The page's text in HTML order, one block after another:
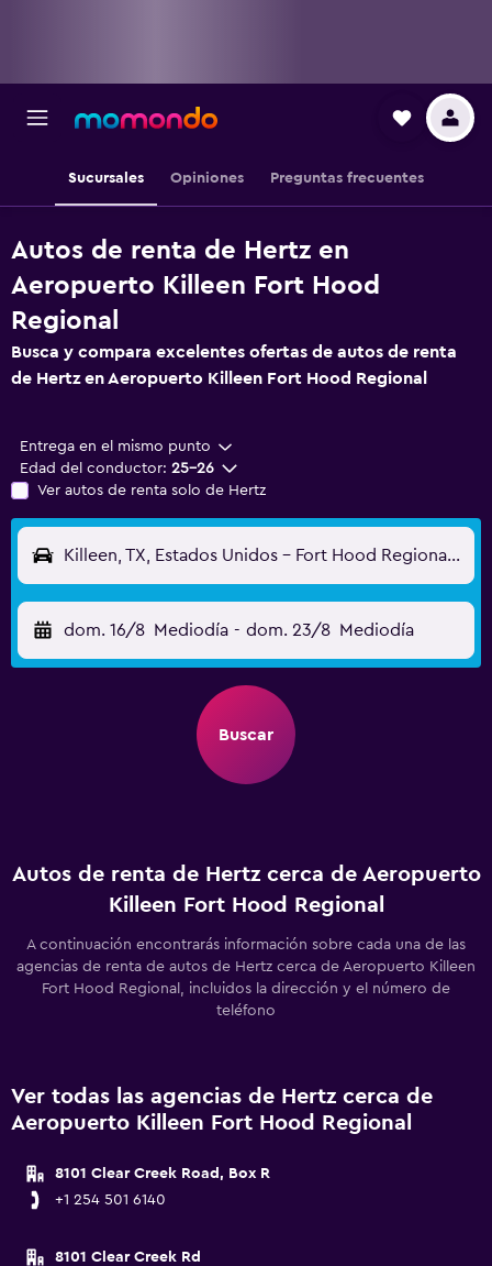
Sucursales Opiniones Preguntas frecuentes
Autos de renta de Hertz en
Aeropuerto Killeen Fort Hood
Regional
Busca y compara excelentes ofertas de autos de renta
de Hertz en Aeropuerto Killeen Fort Hood Regional
Entrega en el mismo punto
Edad del conductor: 25-26
Ver autos de renta solo de Hertz
Killeen, TX, Estados Unidos - Fort Hood Regional (GRK)
dom. 16/8 Mediodía - dom. 23/8 Mediodía
Buscar
Autos de renta de Hertz cerca de Aeropuerto
Killeen Fort Hood Regional
A continuación encontrarás información sobre cada una de las
agencias de renta de autos de Hertz cerca de Aeropuerto Killeen
Fort Hood Regional, incluidos la dirección y el número de
teléfono
Ver todas las agencias de Hertz cerca de
Aeropuerto Killeen Fort Hood Regional
8101 Clear Creek Road, Box R
+1 254 501 6140
8101 Clear Creek Rd